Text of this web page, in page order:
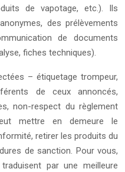
de vapotage, etc.). Ils
des prélèvements
de documents
fiches techniques).
– étiquetage trompeur,
de ceux annoncés,
non-respect du règlement
mettre en demeure le
retirer les produits du
de sanction. Pour vous,
par une meilleure